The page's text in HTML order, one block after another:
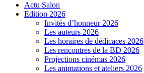
Actu Salon
Edition 2026
Invités d’honneur 2026
Les auteurs 2026
Les horaires de dédicaces 2026
Les rencontres de la BD 2026
Projections cinémas 2026
Les animations et ateliers 2026